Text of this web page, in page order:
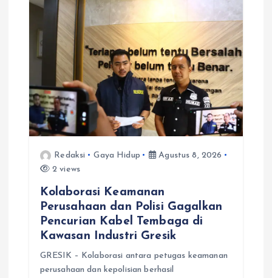
p
Redaksi Gaya Hidup
Agustus 8, 2026
2 views
Kolaborasi Keamanan
Perusahaan dan Polisi Gagalkan
Pencurian Kabel Tembaga di
Kawasan Industri Gresik
GRESIK – Kolaborasi antara petugas keamanan
perusahaan dan kepolisian berhasil